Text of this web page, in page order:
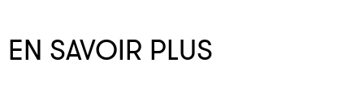
EN SAVOIR PLUS